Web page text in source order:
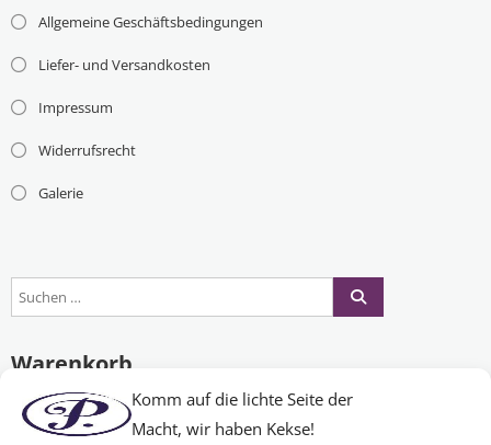
Komm auf die lichte Seite der
Macht, wir haben Kekse!
Allgemeine Geschäftsbedingungen
Liefer- und Versandkosten
Impressum
Widerrufsrecht
Galerie
Warenkorb
Es befinden sich keine Produkte im Warenkorb.